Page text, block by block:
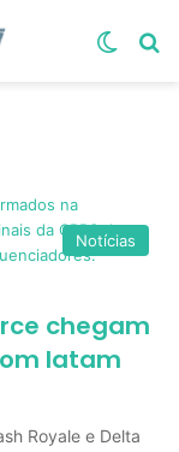
Notícias
chegam
latam
Royale e Delta